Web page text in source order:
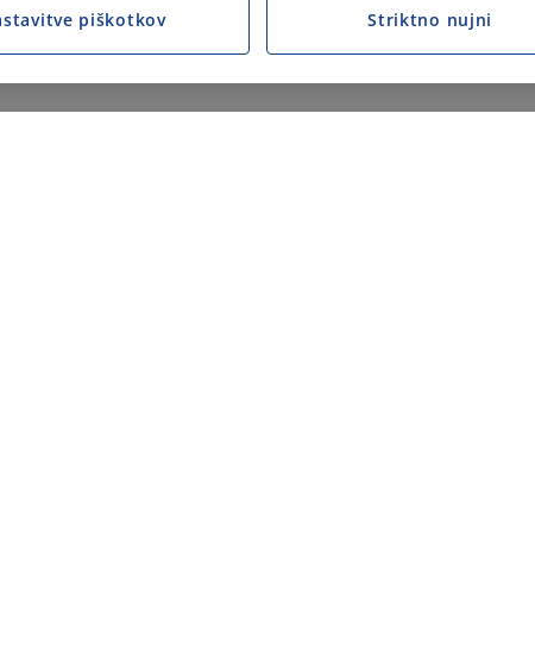
piškotkov Striktno nujni